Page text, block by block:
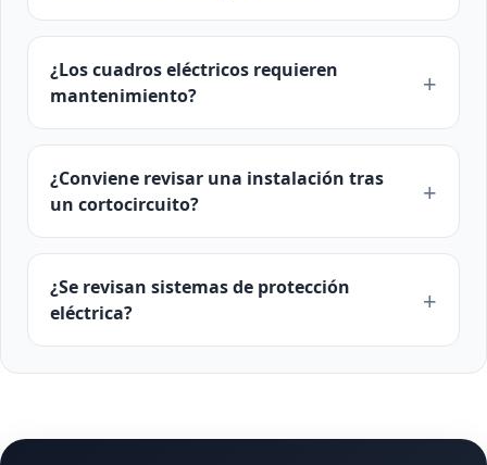
¿Los cuadros eléctricos requieren
mantenimiento?
¿Conviene revisar una instalación tras
un cortocircuito?
¿Se revisan sistemas de protección
eléctrica?